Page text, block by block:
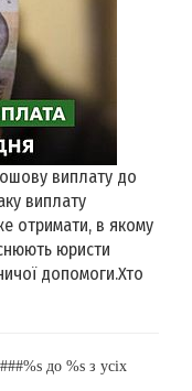
виплату до
виплату
отримати, в якому
юристи
допомоги.Хто
до %s з усіх